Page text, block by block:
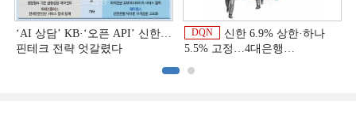
‘AI 상담’ KB·‘오픈 API’ 신한…
핀테크 전략 엇갈렸다
DQN
신한 6.9% 상한·하나
5.5% 고정…4대은행